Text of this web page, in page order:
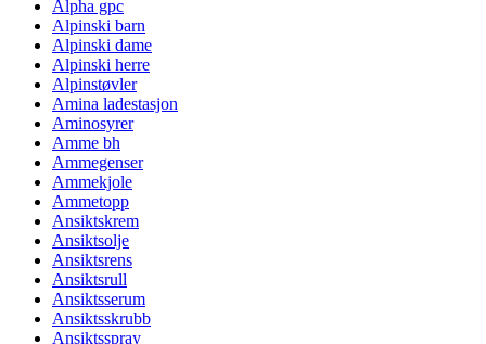
Alpha gpc
Alpinski barn
Alpinski dame
Alpinski herre
Alpinstøvler
Amina ladestasjon
Aminosyrer
Amme bh
Ammegenser
Ammekjole
Ammetopp
Ansiktskrem
Ansiktsolje
Ansiktsrens
Ansiktsrull
Ansiktsserum
Ansiktsskrubb
Ansiktsspray